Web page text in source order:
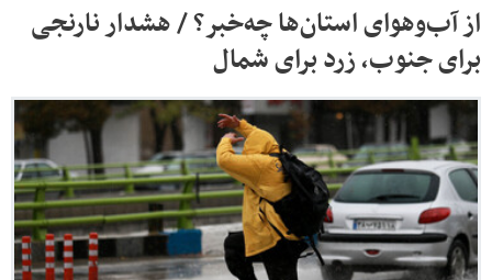
از آب‌وهوای استان‌ها چه‌خبر؟ / هشدار نارنجی
برای جنوب، زرد برای شمال